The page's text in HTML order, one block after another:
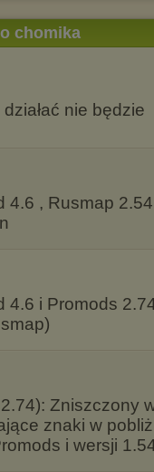
chomika
nie będzie
4.6 , Rusmap
4.6 i Promods
Zniszczony
znaki w
i wersji